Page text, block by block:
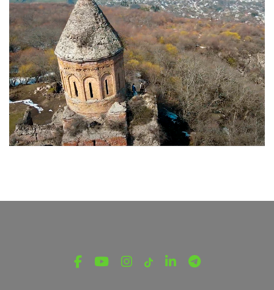
Օգոստոսի 31, 2022